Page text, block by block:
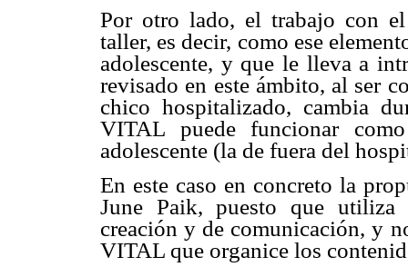
Por otro lado, el trabajo con
taller, es decir, como ese
adolescente, y que le lleva a
revisado en este ámbito, al ser
chico hospitalizado, cambia
VITAL puede funcionar
adolescente (la de fuera del
En este caso en concreto la
June Paik, puesto que
creación y de comunicación, y
VITAL que organice los